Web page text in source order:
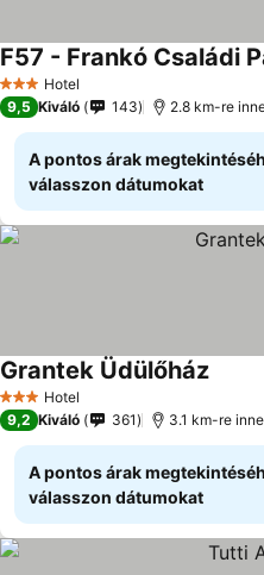
3 Kategória
Hotel
F57 - Frankó Családi
9,5 Kiváló 143 2.8 km-re
A pontos árak
válasszon dátumokat
3 Kategória
Hotel
Grantek Üdülőház
9,2 Kiváló 361 3.1 km-re
A pontos árak
válasszon dátumokat